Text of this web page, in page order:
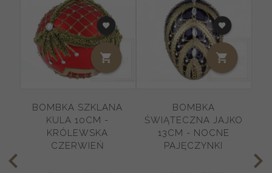
BOMBKA SZKLANA
KULA 10CM -
KRÓLEWSKA
CZERWIEŃ
BOMBKA
ŚWIĄTECZNA JAJKO
13CM - NOCNE
PAJĘCZYNKI